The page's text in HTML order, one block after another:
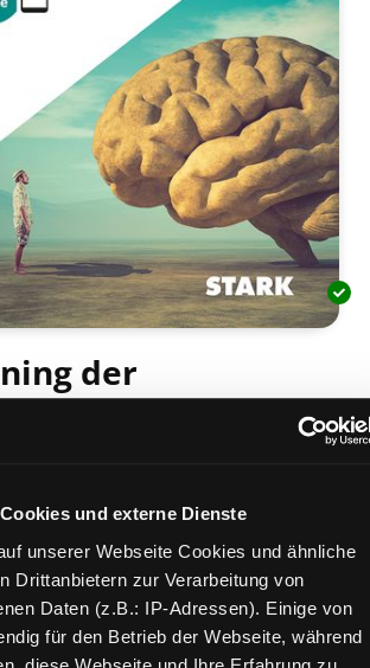
und externe Dienste
unserer Webseite Cookies und ähnliche
Drittanbietern zur Verarbeitung von
Daten (z.B.: IP-Adressen). Einige von
für den Betrieb der Webseite, während
der
nach diesem Verfasser
Jürgen;Schrader, Hans Christian
ein-/ausblenden
ein-/ausblenden